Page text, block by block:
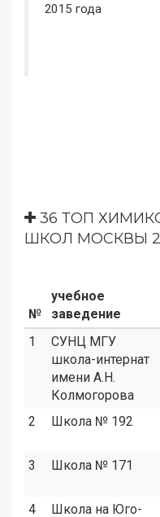
2015 года
36 ТОП
ШКОЛ МОСКВЫ
№
учебное
заведение
1
СУНЦ МГУ
школа-интернат
имени А.Н.
Колмогорова
2 Школа № 192
3
Школа № 171
4
Школа на Юго-